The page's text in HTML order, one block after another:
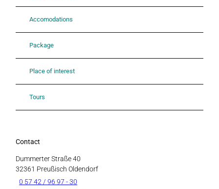
Accomodations
Package
Place of interest
Tours
Contact
Dummerter Straße 40
32361 Preußisch Oldendorf
0 57 42 / 96 97 - 30